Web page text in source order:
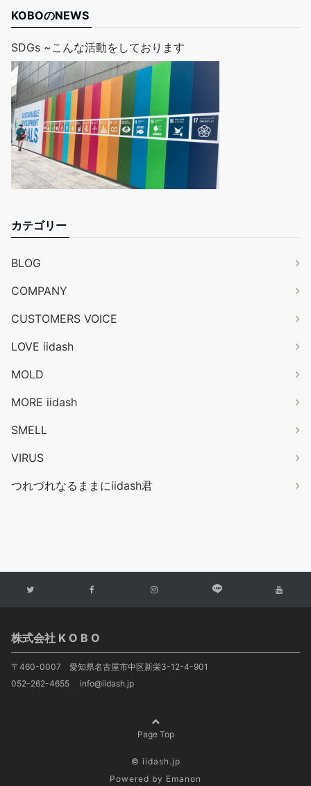
KOBOのNEWS
SDGs ~こんな活動をしております
カテゴリー
BLOG
COMPANY
CUSTOMERS VOICE
LOVE iidash
MOLD
MORE iidash
SMELL
VIRUS
つれづれなるままにiidash君
株式会社 K O B O
〒460-0007 愛知県名古屋市中区新栄3-12-4-901
052-262-4655 info@iidash.jp
Page Top
© iidash.jp
Powered by Emanon